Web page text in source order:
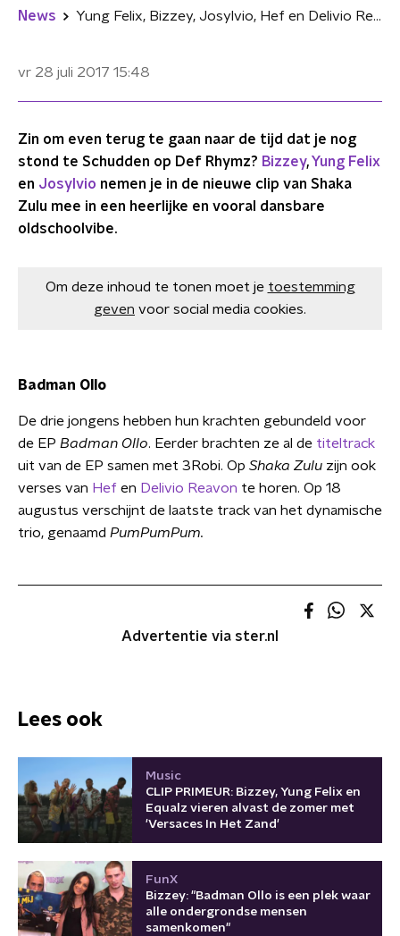
News Yung Felix, Bizzey, Josylvio, Hef en Delivio Reavon releasen videoclip van Shaka Zulu
vr 28 juli 2017 15:48
Zin om even terug te gaan naar de tijd dat je nog
stond te Schudden op Def Rhymz? Bizzey,Yung Felix
en Josylvio nemen je in de nieuwe clip van Shaka
Zulu mee in een heerlijke en vooral dansbare
oldschoolvibe.
Om deze inhoud te tonen moet je toestemming
geven voor social media cookies.
Badman Ollo
De drie jongens hebben hun krachten gebundeld voor
de EP Badman Ollo. Eerder brachten ze al de titeltrack
uit van de EP samen met 3Robi. Op Shaka Zulu zijn ook
verses van Hef en Delivio Reavon te horen. Op 18
augustus verschijnt de laatste track van het dynamische
trio, genaamd PumPumPum.
Advertentie via ster.nl
Lees ook
Music
CLIP PRIMEUR: Bizzey, Yung Felix en
Equalz vieren alvast de zomer met
'Versaces In Het Zand'
FunX
Bizzey: "Badman Ollo is een plek waar
alle ondergrondse mensen
samenkomen"